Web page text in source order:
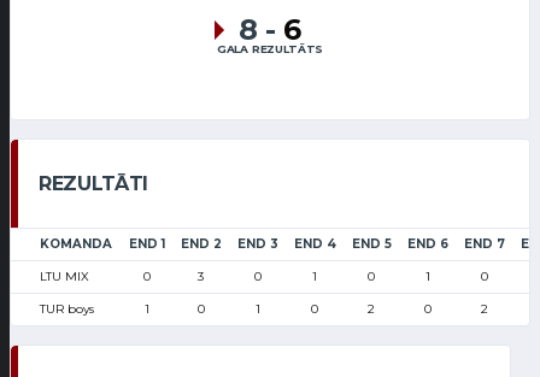
8 - 6
GALA REZULTĀTS
REZULTĀTI
KOMANDA END 1 END 2 END 3 END 4 END 5 END 6 END 7
LTU MIX 0 3 0 1 0 1 0
TUR boys 1 0 1 0 2 0 2